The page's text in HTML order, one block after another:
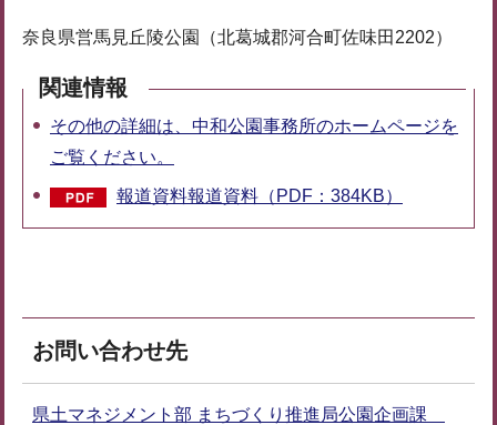
奈良県営馬見丘陵公園（北葛城郡河合町佐味田2202）
関連情報
その他の詳細は、中和公園事務所のホームページを
ご覧ください。
報道資料報道資料（PDF：384KB）
お問い合わせ先
県土マネジメント部 まちづくり推進局公園企画課